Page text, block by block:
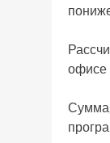
офисе
Сумма,